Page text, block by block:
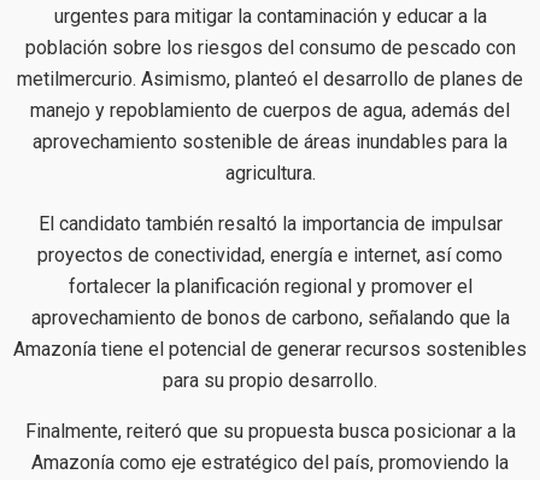
urgentes para mitigar la contaminación y educar a la
población sobre los riesgos del consumo de pescado con
metilmercurio. Asimismo, planteó el desarrollo de planes de
manejo y repoblamiento de cuerpos de agua, además del
aprovechamiento sostenible de áreas inundables para la
agricultura.
El candidato también resaltó la importancia de impulsar
proyectos de conectividad, energía e internet, así como
fortalecer la planificación regional y promover el
aprovechamiento de bonos de carbono, señalando que la
Amazonía tiene el potencial de generar recursos sostenibles
para su propio desarrollo.
Finalmente, reiteró que su propuesta busca posicionar a la
Amazonía como eje estratégico del país, promoviendo la